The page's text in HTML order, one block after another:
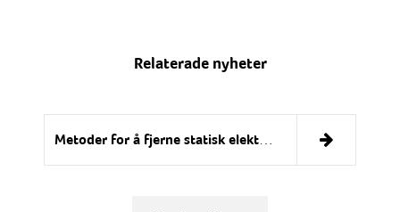
Relaterade nyheter
Metoder for å fjerne statisk elektrisitet